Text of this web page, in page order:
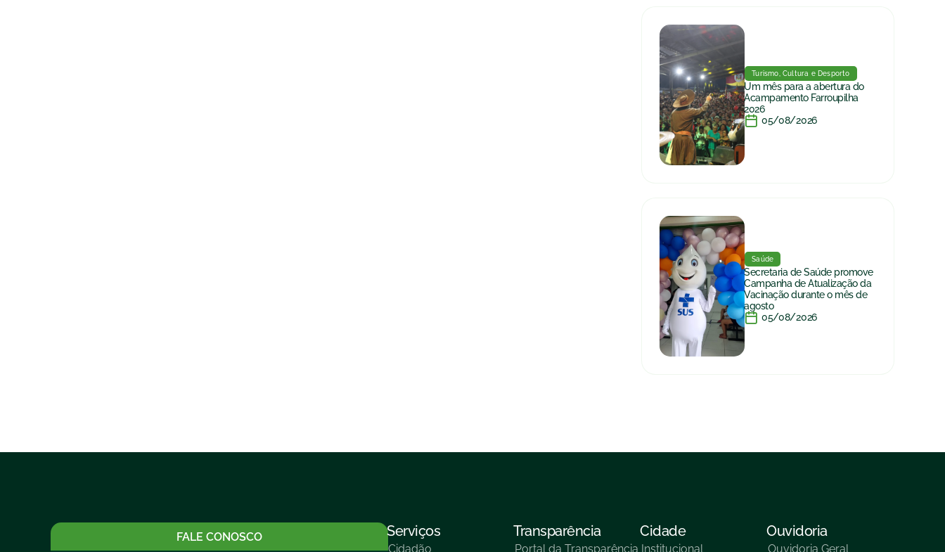
Turismo, Cultura e Desporto
Um mês para a abertura do
Acampamento Farroupilha
2026
05/08/2026
Saúde
Secretaria de Saúde promove
Campanha de Atualização da
Vacinação durante o mês de
agosto
05/08/2026
FALE CONOSCO Serviços
Cidadão
Transparência
Portal da Transparência
Cidade
Institucional
Ouvidoria
Ouvidoria Geral